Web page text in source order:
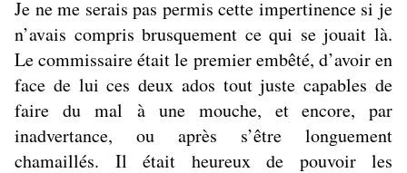
Je ne me serais pas permis cette impertinence si je
n’avais compris brusquement ce qui se jouait là.
Le commissaire était le premier embêté, d’avoir en
face de lui ces deux ados tout juste capables de
faire du mal à une mouche, et encore, par
inadvertance, ou après s’être longuement
chamaillés. Il était heureux de pouvoir les